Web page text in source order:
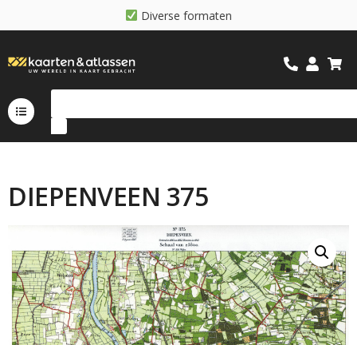
Diverse formaten
DIEPENVEEN 375